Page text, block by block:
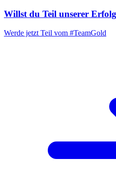
Willst du Teil unserer
Werde jetzt Teil vom #TeamGold